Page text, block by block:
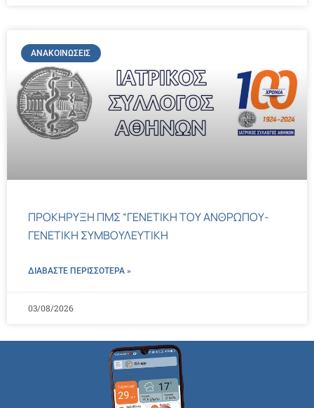
ΑΝΑΚΟΙΝΏΣΕΙΣ
ΠΡΟΚΗΡΥΞΗ ΠΜΣ “ΓΕΝΕΤΙΚΗ ΤΟΥ ΑΝΘΡΩΠΟΥ-
ΓΕΝΕΤΙΚΗ ΣΥΜΒΟΥΛΕΥΤΙΚΗ
ΔΙΑΒΑΣΤΕ ΠΕΡΙΣΣΌΤΕΡΑ »
03/08/2026